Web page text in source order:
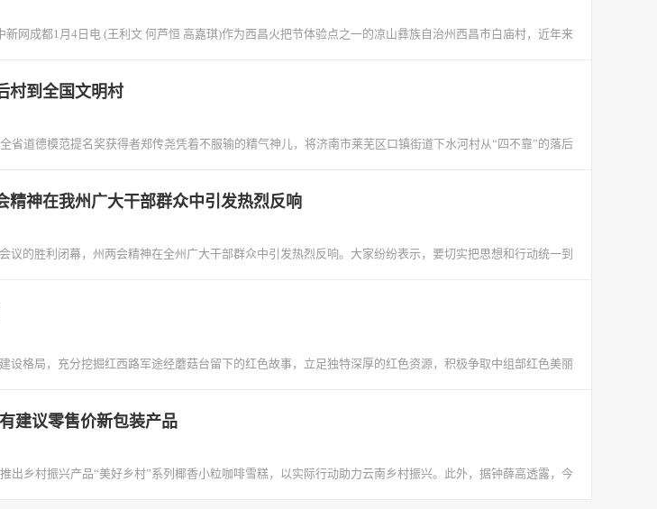
成都1月4日电 (王利文 何芦恒 高嘉琪)作为西昌火把节体验点之一的凉山彝族自治州西昌市白庙村，近年来
村到全国文明村
省道德模范提名奖获得者郑传尧凭着不服输的精气神儿，将济南市莱芜区口镇街道下水河村从“四不靠”的落后
神在我州广大干部群众中引发热烈反响
的胜利闭幕，州两会精神在全州广大干部群众中引发热烈反响。大家纷纷表示，要切实把思想和行动统一到
设格局，充分挖掘红西路军途经蘑菇台留下的红色故事，立足独特深厚的红色资源，积极争取中组部红色美丽
建议零售价新包装产品
出乡村振兴产品“美好乡村”系列椰香小粒咖啡雪糕，以实际行动助力云南乡村振兴。此外，据钟薛高透露，今